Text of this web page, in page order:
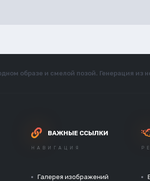
образе и смелой позой. Генерация из
ВАЖНЫЕ ССЫЛКИ
НАВИГАЦИЯ
Галерея изображений